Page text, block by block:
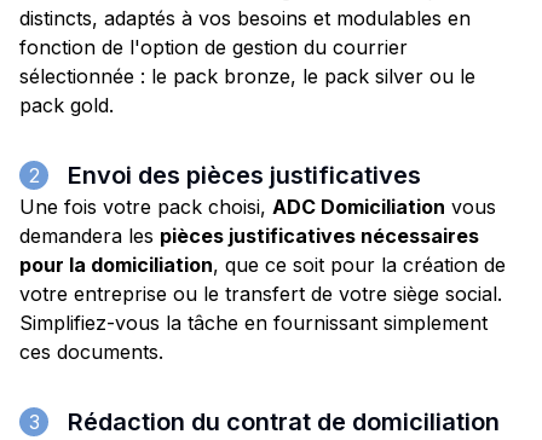
distincts, adaptés à vos besoins et modulables en
fonction de l'option de gestion du courrier
sélectionnée : le pack bronze, le pack silver ou le
pack gold.
2 Envoi des pièces justificatives
Une fois votre pack choisi, ADC Domiciliation vous
demandera les pièces justificatives nécessaires
pour la domiciliation, que ce soit pour la création de
votre entreprise ou le transfert de votre siège social.
Simplifiez-vous la tâche en fournissant simplement
ces documents.
3 Rédaction du contrat de domiciliation